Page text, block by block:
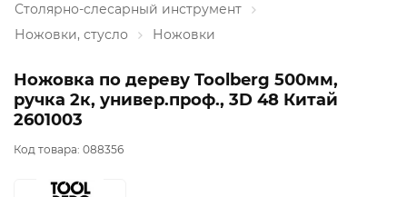
Столярно-слесарный инструмент
Ножовки, стусло
Ножовки
Ножовка по дереву Toolberg 500мм,
ручка 2к, универ.проф., 3D 48 Китай
2601003
Код товара: 088356